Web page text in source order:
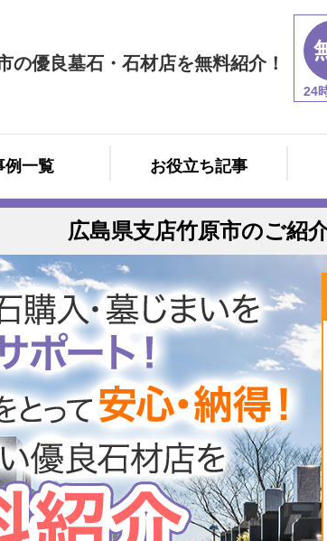
の優良墓石・石材店を無料紹介！
24
例一覧 お役立ち記事
広島県支店竹原市のご紹